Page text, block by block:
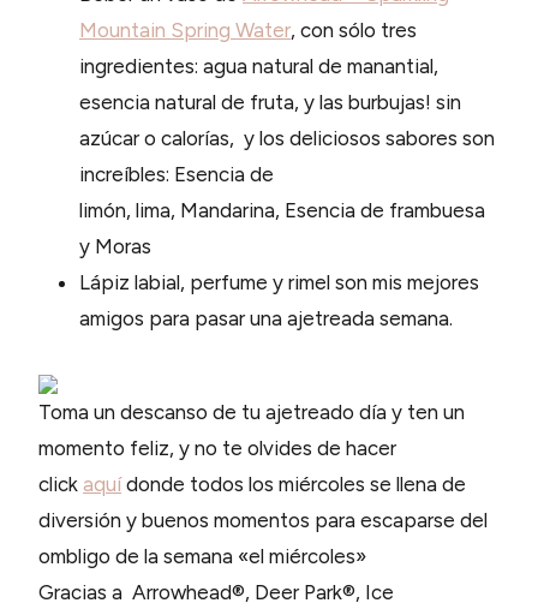
Mountain Spring Water, con sólo tres
ingredientes: agua natural de manantial,
esencia natural de fruta, y las burbujas! sin
azúcar o calorías, y los deliciosos sabores son
increíbles: Esencia de
limón, lima, Mandarina, Esencia de frambuesa
y Moras
Lápiz labial, perfume y rimel son mis mejores
amigos para pasar una ajetreada semana.
Toma un descanso de tu ajetreado día y ten un
momento feliz, y no te olvides de hacer
click aquídonde todos los miércoles se llena de
diversión y buenos momentos para escaparse del
ombligo de la semana «el miércoles»
Gracias a Arrowhead®, Deer Park®, Ice